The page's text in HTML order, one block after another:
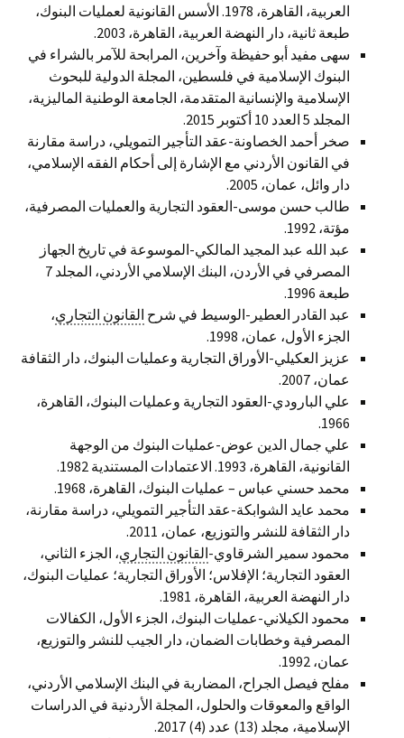
العربية، القاهرة، 1978. الأسس القانونية لعمليات البنوك،
طبعة ثانية، دار النهضة العربية، القاهرة، 2003.
سهى مفيد أبو حفيظة وآخرين، المرابحة للآمر بالشراء في
البنوك الإسلامية في فلسطين، المجلة الدولية للبحوث
الإسلامية والإنسانية المتقدمة، الجامعة الوطنية الماليزية،
المجلد 5 العدد 10 أكتوبر 2015.
صخر أحمد الخصاونة-عقد التأجير التمويلي، دراسة مقارنة
في القانون الأردني مع الإشارة إلى أحكام الفقه الإسلامي،
دار وائل، عمان، 2005.
طالب حسن موسى-العقود التجارية والعمليات المصرفية،
مؤتة، 1992.
عبد الله عبد المجيد المالكي-الموسوعة في تاريخ الجهاز
المصرفي في الأردن، البنك الإسلامي الأردني، المجلد 7
طبعة 1996.
عبد القادر العطير-الوسيط في شرح القانون التجاري،
الجزء الأول، عمان، 1998.
عزيز العكيلي-الأوراق التجارية وعمليات البنوك، دار الثقافة
عمان، 2007.
علي البارودي-العقود التجارية وعمليات البنوك، القاهرة،
1966.
علي جمال الدين عوض-عمليات البنوك من الوجهة
القانونية، القاهرة، 1993. الاعتمادات المستندية 1982.
محمد حسني عباس – عمليات البنوك، القاهرة، 1968.
محمد عايد الشوابكة-عقد التأجير التمويلي، دراسة مقارنة،
دار الثقافة للنشر والتوزيع، عمان، 2011.
محمود سمير الشرقاوي-القانون التجاري، الجزء الثاني،
العقود التجارية؛ الإفلاس؛ الأوراق التجارية؛ عمليات البنوك،
دار النهضة العربية، القاهرة، 1981.
محمود الكيلاني-عمليات البنوك، الجزء الأول، الكفالات
المصرفية وخطابات الضمان، دار الجيب للنشر والتوزيع،
عمان، 1992.
مفلح فيصل الجراح، المضاربة في البنك الإسلامي الأردني،
الواقع والمعوقات والحلول، المجلة الأردنية في الدراسات
الإسلامية، مجلد (13) عدد (4) 2017.